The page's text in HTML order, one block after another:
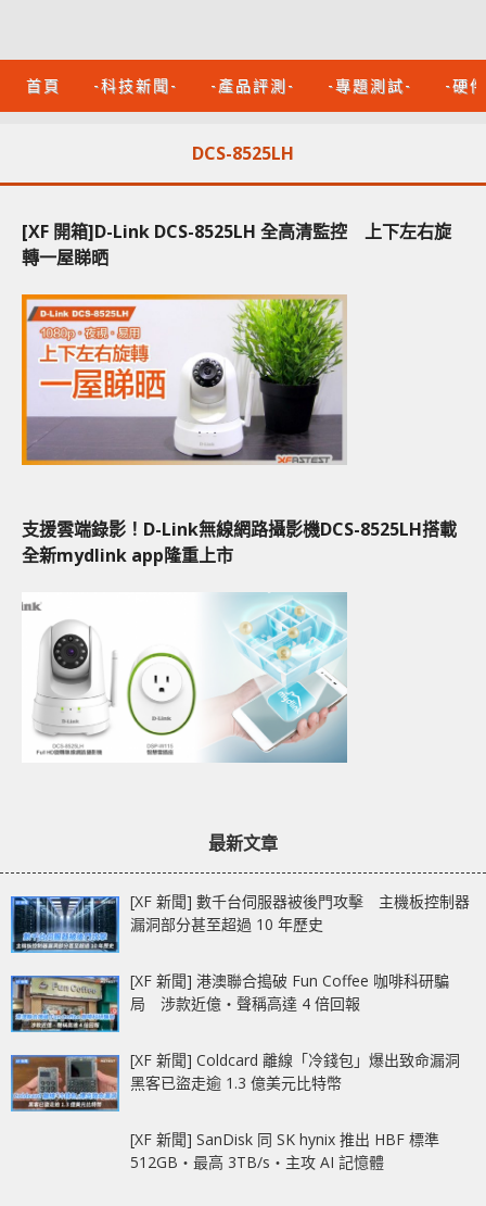
首頁 -科技新聞- -產品評測- -專題測試- -硬
DCS-8525LH
[XF 開箱]D-Link DCS-8525LH 全高清監控 上下左右旋
轉一屋睇晒
支援雲端錄影！D-Link無線網路攝影機DCS-8525LH搭載
全新mydlink app隆重上市
最新文章
[XF 新聞] 數千台伺服器被後門攻擊 主機板控制器
漏洞部分甚至超過 10 年歷史
[XF 新聞] 港澳聯合搗破 Fun Coffee 咖啡科研騙
局 涉款近億‧聲稱高達 4 倍回報
[XF 新聞] Coldcard 離線「冷錢包」爆出致命漏洞
黑客已盜走逾 1.3 億美元比特幣
[XF 新聞] SanDisk 同 SK hynix 推出 HBF 標準
512GB‧最高 3TB/s‧主攻 AI 記憶體